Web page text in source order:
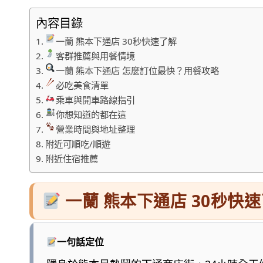
內容目錄
一蘭 熊本下通店 30秒快速了解
客群推薦與用餐情境
一蘭 熊本下通店 怎麼訂位最快？用餐攻略
必吃美食清單
乘車與開車路線指引
你想知道的都在這
營業時間與地址整理
附近可順吃/順遊
附近住宿推薦
一蘭 熊本下通店 30秒快
一句話定位